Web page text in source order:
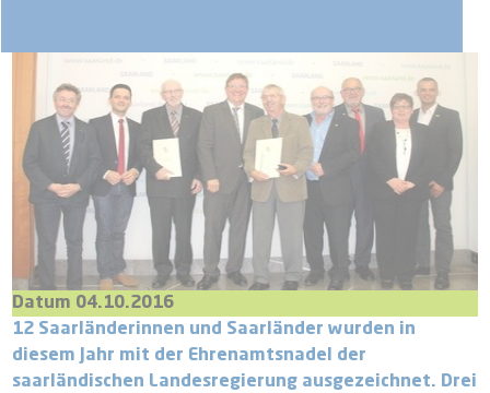
Datum 04.10.2016
12 Saarländerinnen und Saarländer wurden in
diesem Jahr mit der Ehrenamtsnadel der
saarländischen Landesregierung ausgezeichnet. Drei